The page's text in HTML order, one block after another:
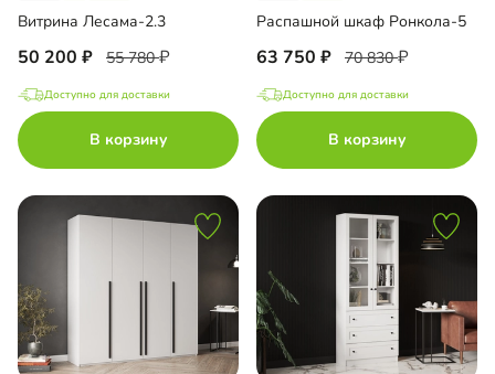
Витрина Лесама-2.3
50 200 55 780
Доступно для доставки
В корзину
Распашной шкаф Ронкола-5
63 750 70 830
Доступно для доставки
В корзину